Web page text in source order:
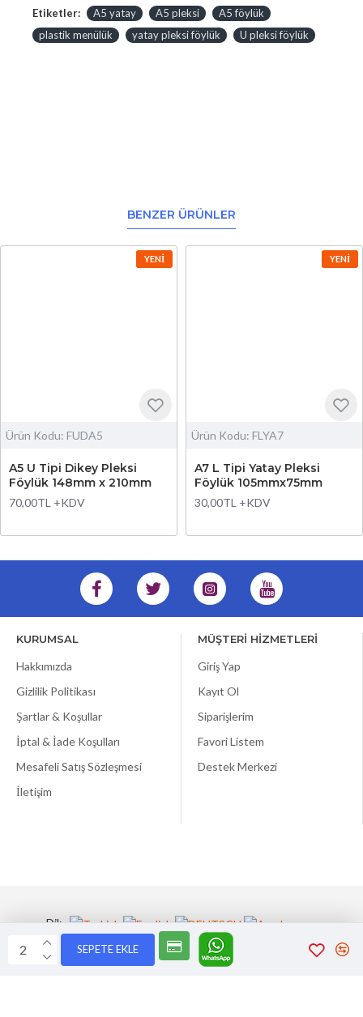
SEPETE EKLE
Etiketler: A5 yatay A5 pleksi
A5 föylük
plastik menülük
yatay pleksi föylük U pleksi föylük
BENZER ÜRÜNLER
YENI
Ürün Kodu: FUDA5
A5 U Tipi Dikey Pleksi
Föylük 148mm x 210mm
70,00TL +KDV
YENI
Ürün Kodu: FLYA7
A7 L Tipi Yatay Pleksi
Föylük 105mmx75mm
30,00TL +KDV
KURUMSAL
Hakkımızda
Gizlilik Politikası
Şartlar & Koşullar
İptal & İade Koşulları
Mesafeli Satış Sözleşmesi
İletişim
MÜŞTERİ HİZMETLERİ
Giriş Yap
Kayıt Ol
Siparişlerim
Favori Listem
Destek Merkezi
Dil: